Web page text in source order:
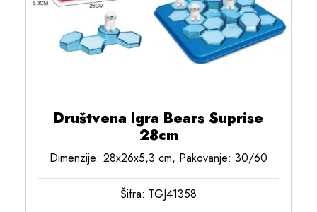
Društvena Igra Bears Suprise
28cm
Dimenzije: 28x26x5,3 cm, Pakovanje: 30/60
Šifra: TGJ41358